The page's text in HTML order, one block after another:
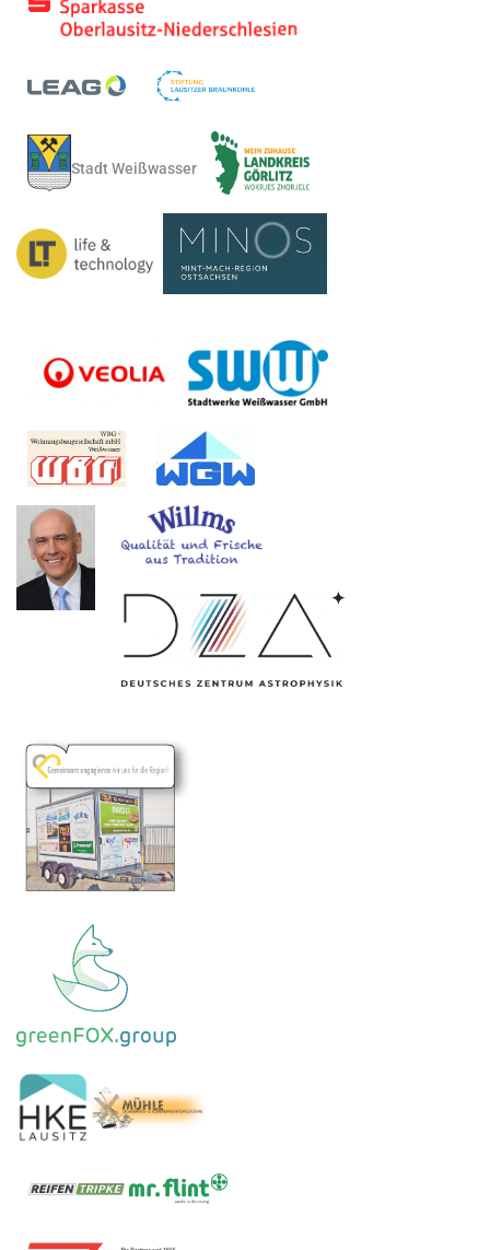
Stadt Weißwasser